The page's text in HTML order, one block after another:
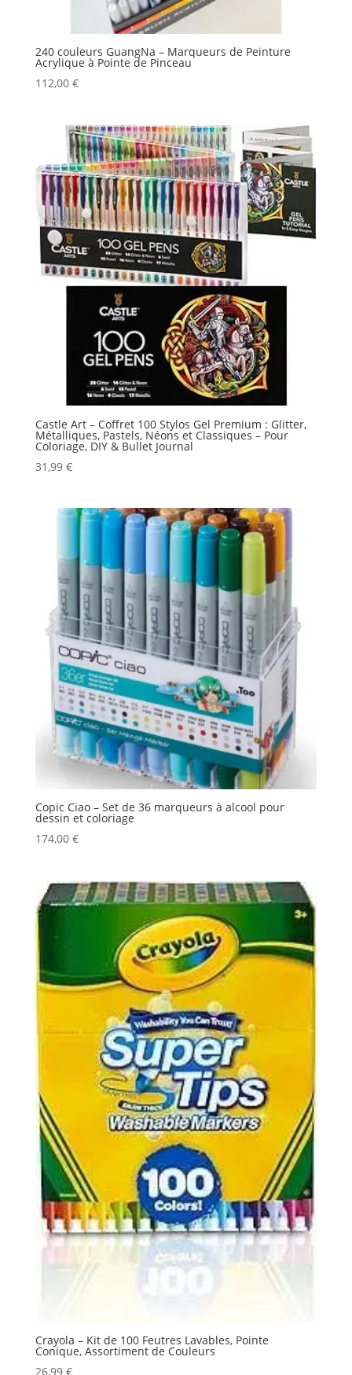
240 couleurs GuangNa – Marqueurs de Peinture
Acrylique à Pointe de Pinceau
112,00 €
Castle Art – Coffret 100 Stylos Gel Premium : Glitter,
Métalliques, Pastels, Néons et Classiques – Pour
Coloriage, DIY & Bullet Journal
31,99 €
Copic Ciao – Set de 36 marqueurs à alcool pour
dessin et coloriage
174,00 €
Crayola – Kit de 100 Feutres Lavables, Pointe
Conique, Assortiment de Couleurs
26,99 €